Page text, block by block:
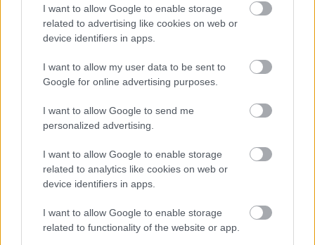
I want to allow Google to enable storage
related to advertising like cookies on web or
device identifiers in apps.
I want to allow my user data to be sent to
Google for online advertising purposes.
I want to allow Google to send me
personalized advertising.
I want to allow Google to enable storage
related to analytics like cookies on web or
device identifiers in apps.
I want to allow Google to enable storage
related to functionality of the website or app.
Hírlevél feliratkozás
Adja meg keresztnevét:
Megismertem és elfogadom a GDPR-szabályzat ot
Nem szeretne lemaradni semmiről? Csak egy kattintás, és hírlevelünk a
legfrissebb információkkal és exkluzív tartalmakkal hétről hétre
postaládájába érkezik!
A SZOL24 legfrissebb 24 cikke